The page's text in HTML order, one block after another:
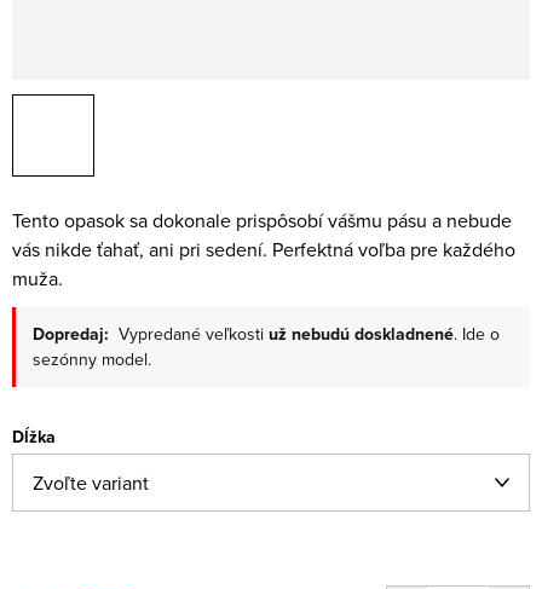
Tento opasok sa dokonale prispôsobí vášmu pásu a nebude
vás nikde ťahať, ani pri sedení. Perfektná voľba pre každého
muža.
Dopredaj: Vypredané veľkosti už nebudú doskladnené. Ide o
sezónny model.
Dĺžka